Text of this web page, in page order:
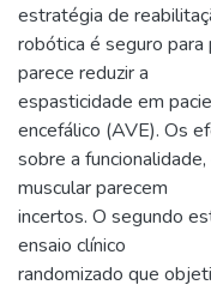
estratégia de
robótica é seguro
parece reduzir a
espasticidade em
encefálico (AVE). Os
sobre a
muscular parecem
incertos. O segundo
ensaio clínico
randomizado que